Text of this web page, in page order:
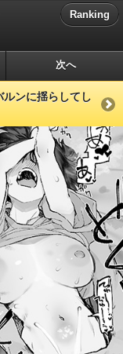
Ranking
次へ
ルンに揺らしてし